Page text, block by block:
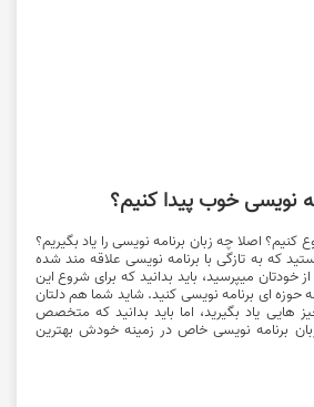
نویسی خوب پیدا کنیم؟
کنیم؟ اصلا چه زبان برنامه نویسی را یاد بگیریم؟
که به تازگی با برنامه نویسی علاقه مند شده
خودتان میپرسید، باید بدانید که برای شروع این
حوزه ای برنامه نویسی کنید. شاید شما هم دلتان
هایی یاد بگیرید، اما باید بدانید که متخصص
برنامه نویسی خاص در زمینه خودش بهترین